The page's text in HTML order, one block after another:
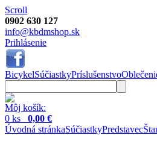
Scroll
0902 630 127
info@kbdmshop.sk
Prihlásenie
BicykelSúčiastkyPríslušenstvo
Môj košík:
0 ks 0,00 €
Úvodná stránkaSúčiastkyPredstavec